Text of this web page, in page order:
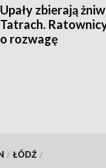
Upały zbierają
Tatrach.
o rozwagę
/ ŁÓDŹ /